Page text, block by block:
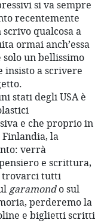
si va sempre
recentemente
qualcosa a
ormai anch’essa
un bellissimo
a scrivere
stati degli USA è
e che proprio in
la
verrà
e scrittura,
trovarci tutti
garamondo sul
perderemo la
e biglietti scritti